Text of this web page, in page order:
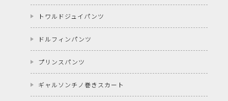
トワルドジュイパンツ
ドルフィンパンツ
プリンスパンツ
ギャルソンチノ巻きスカート